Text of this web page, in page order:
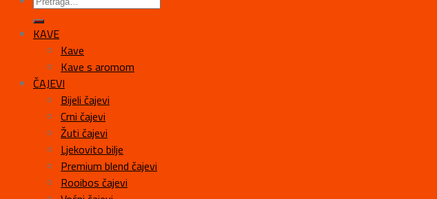
KAVE
Kave
Kave s aromom
ČAJEVI
Bijeli čajevi
Crni čajevi
Žuti čajevi
Ljekovito bilje
Premium blend čajevi
Rooibos čajevi